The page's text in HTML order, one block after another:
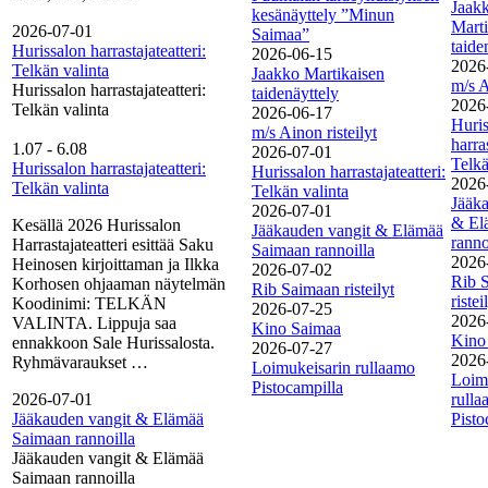
2026-07-01
Hurissalon harrastajateatteri:
Telkän valinta
Hurissalon harrastajateatteri:
Telkän valinta
1.07 - 6.08
Hurissalon harrastajateatteri:
Telkän valinta
Kesällä 2026 Hurissalon
Harrastajateatteri esittää Saku
Heinosen kirjoittaman ja Ilkka
Korhosen ohjaaman näytelmän
Koodinimi: TELKÄN
VALINTA. Lippuja saa
ennakkoon Sale Hurissalosta.
Ryhmävaraukset …
2026-07-01
Jääkauden vangit & Elämää
Saimaan rannoilla
Jääkauden vangit & Elämää
Saimaan rannoilla
kesänäyttely ”Minun
Saimaa”
2026-06-15
Jaakko Martikaisen
taidenäyttely
2026-06-17
m/s Ainon risteilyt
2026-07-01
Hurissalon harrastajateatteri:
Telkän valinta
2026-07-01
Jääkauden vangit & Elämää
Saimaan rannoilla
2026-07-02
Rib Saimaan risteilyt
2026-07-25
Kino Saimaa
2026-07-27
Loimukeisarin rullaamo
Pistocampilla
m/s
&
Rib
Kino